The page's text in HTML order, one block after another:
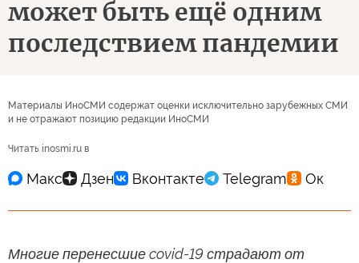
может быть ещё одним
последствием пандемии
Материалы ИноСМИ содержат оценки исключительно зарубежных СМИ
и не отражают позицию редакции ИноСМИ
Читать inosmi.ru в
Многие перенесшие covid-19 страдают от